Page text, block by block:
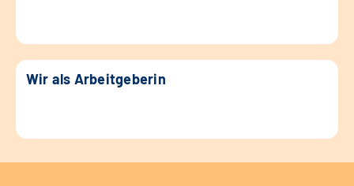
Wir als Arbeitgeberin